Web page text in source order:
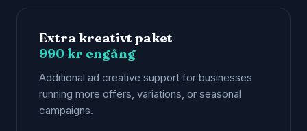
Extra kreativt paket
990 kr engång
Additional ad creative support for businesses
running more offers, variations, or seasonal
campaigns.